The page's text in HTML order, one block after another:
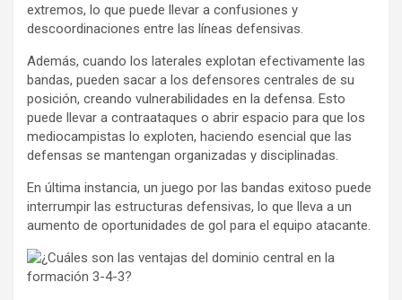
extremos, lo que puede llevar a confusiones y
descoordinaciones entre las líneas defensivas.
Además, cuando los laterales explotan efectivamente las
bandas, pueden sacar a los defensores centrales de su
posición, creando vulnerabilidades en la defensa. Esto
puede llevar a contraataques o abrir espacio para que los
mediocampistas lo exploten, haciendo esencial que las
defensas se mantengan organizadas y disciplinadas.
En última instancia, un juego por las bandas exitoso puede
interrumpir las estructuras defensivas, lo que lleva a un
aumento de oportunidades de gol para el equipo atacante.